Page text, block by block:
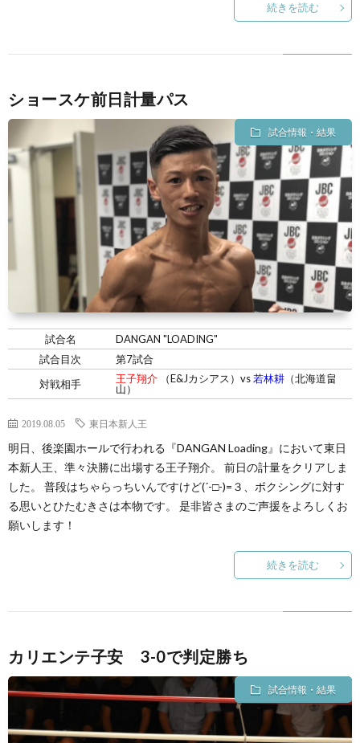
続きを読む
ショースケ前日計量パス
試合情報・結果
試合名
DANGAN "LOADING"
試合目次
第7試合
対戦相手
王子翔介（E&Jカシアス）vs若林耕（北海道畠
山）
2019.08.05 東日本新人王
明日、後楽園ホールで行われる『DANGAN Loading』において東日
本新人王、準々決勝に出場する王子翔介。 前日の計量をクリアしま
した。 普段はちゃらっちいんですけど(´-□-)=３、ボクシングに対す
る思いとひたむきさは本物です。 是非皆さまのご声援をよろしくお
願いします！
続きを読む
カリエンテ子安 3-0で判定勝ち
試合情報・結果